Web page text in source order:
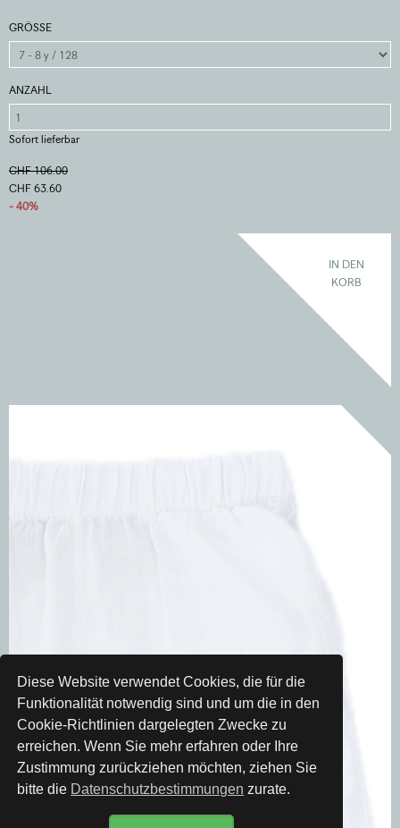
Diese Website verwendet Cookies, die für die
Funktionalität notwendig sind und um die in den
Cookie-Richtlinien dargelegten Zwecke zu
erreichen. Wenn Sie mehr erfahren oder Ihre
Zustimmung zurückziehen möchten, ziehen Sie
bitte die Datenschutzbestimmungen zurate.
GRÖSSE
ANZAHL
Sofort lieferbar
CHF 106.00
CHF 63.60
- 40%
IN DEN
KORB